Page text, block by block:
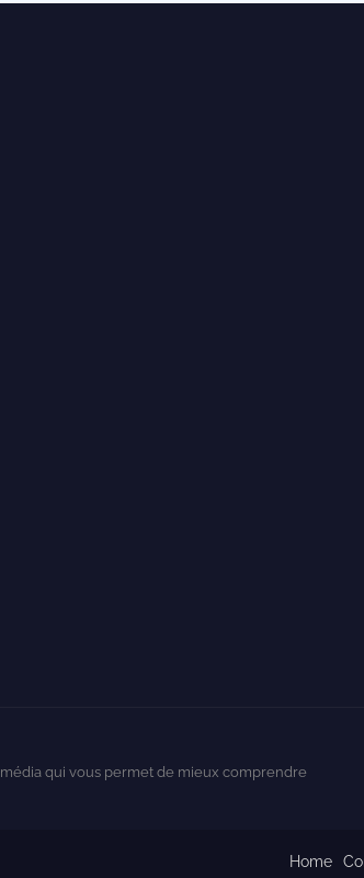
média qui vous permet de mieux comprendre
Home